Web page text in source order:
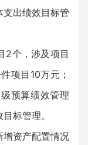
出绩效目标管
个，涉及项目
项目10万元；
预算绩效管理
标管理。
资产配置情况